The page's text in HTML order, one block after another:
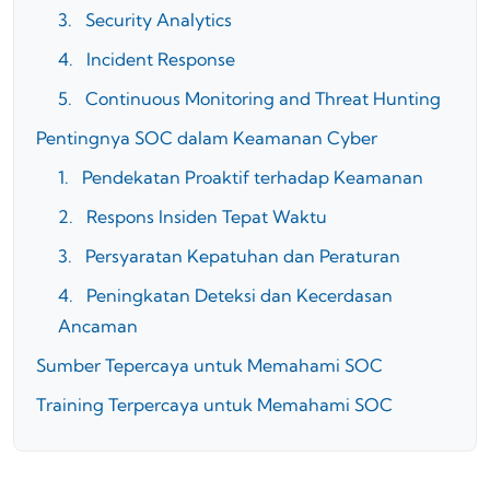
3. Security Analytics
4. Incident Response
5. Continuous Monitoring and Threat Hunting
Pentingnya SOC dalam Keamanan Cyber
1. Pendekatan Proaktif terhadap Keamanan
2. Respons Insiden Tepat Waktu
3. Persyaratan Kepatuhan dan Peraturan
4. Peningkatan Deteksi dan Kecerdasan
Ancaman
Sumber Tepercaya untuk Memahami SOC
Training Terpercaya untuk Memahami SOC